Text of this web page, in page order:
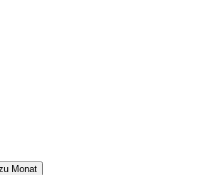
Monat